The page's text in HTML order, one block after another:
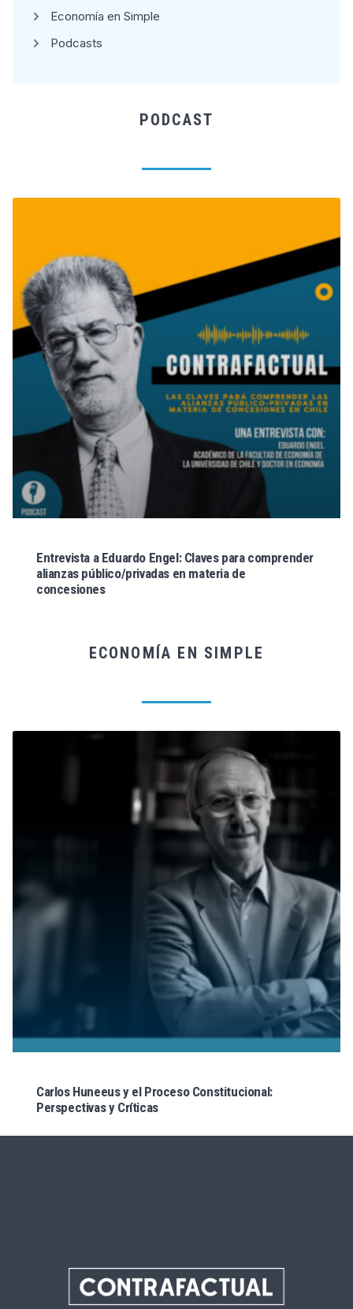
Economía en Simple
Podcasts
PODCAST
Entrevista a Eduardo Engel: Claves para comprender
alianzas público/privadas en materia de
concesiones
ECONOMÍA EN SIMPLE
Carlos Huneeus y el Proceso Constitucional:
Perspectivas y Críticas